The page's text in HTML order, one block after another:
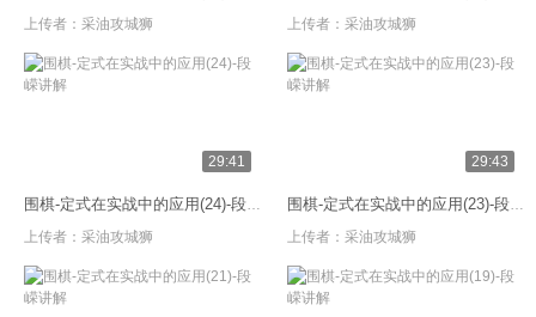
上传者： 采油攻城狮
上传者： 采油攻城狮
29:41
围棋-定式在实战中的应用(24)-段嵘讲解
上传者： 采油攻城狮
29:43
围棋-定式在实战中的应用(23)-段嵘讲解
上传者： 采油攻城狮